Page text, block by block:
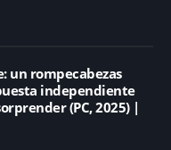
un rompecabezas
independiente
(PC, 2025) |